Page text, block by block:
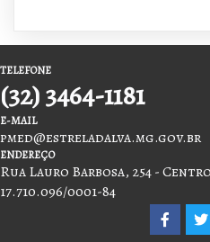
TELEFONE
(32) 3464-1181
E-MAIL
pmed@estreladalva.mg.gov.br
ENDEREÇO
Rua Lauro Barbosa, 254 - Centro
17.710.096/0001-84